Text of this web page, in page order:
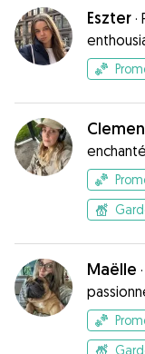
Eszter ·
!
Maëlle ·
animaux